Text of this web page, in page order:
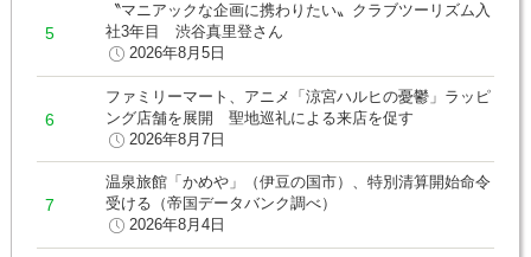
〝マニアックな企画に携わりたい〟クラブツーリズム入
社3年目 渋谷真里登さん
2026年8月5日
ファミリーマート、アニメ「涼宮ハルヒの憂鬱」ラッピ
ング店舗を展開 聖地巡礼による来店を促す
2026年8月7日
温泉旅館「かめや」（伊豆の国市）、特別清算開始命令
受ける（帝国データバンク調べ）
2026年8月4日